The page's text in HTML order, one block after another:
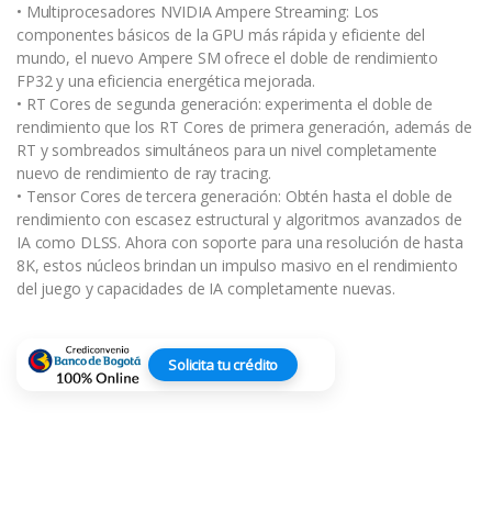
• Multiprocesadores NVIDIA Ampere Streaming: Los
componentes básicos de la GPU más rápida y eficiente del
mundo, el nuevo Ampere SM ofrece el doble de rendimiento
FP32 y una eficiencia energética mejorada.
• RT Cores de segunda generación: experimenta el doble de
rendimiento que los RT Cores de primera generación, además de
RT y sombreados simultáneos para un nivel completamente
nuevo de rendimiento de ray tracing.
• Tensor Cores de tercera generación: Obtén hasta el doble de
rendimiento con escasez estructural y algoritmos avanzados de
IA como DLSS. Ahora con soporte para una resolución de hasta
8K, estos núcleos brindan un impulso masivo en el rendimiento
del juego y capacidades de IA completamente nuevas.
Solicita tu crédito